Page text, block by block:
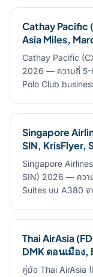
Cathay Pacific
Asia Miles,
Cathay Pacific
2026 — ความถี่ 5-
Polo Club
Singapore
SIN, KrisFlyer,
Singapore
SIN) 2026 — ควา
Suites บน A380 จ
Thai AirAsia
DMK ดอนเมือง,
คู่มือ Thai AirAsia